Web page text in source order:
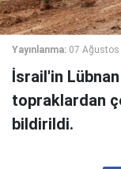
Yayınlanma: 07 Ağustos
İsrail'in
topraklardan
bildirildi.